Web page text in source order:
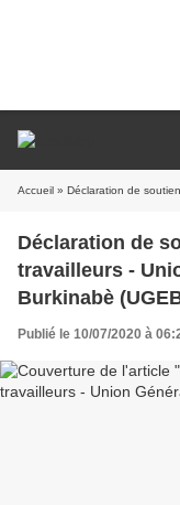
Accueil » Déclaration de soutien à la
Déclaration de
travailleurs -
Burkinabè
Publié le 10/07/2020 à